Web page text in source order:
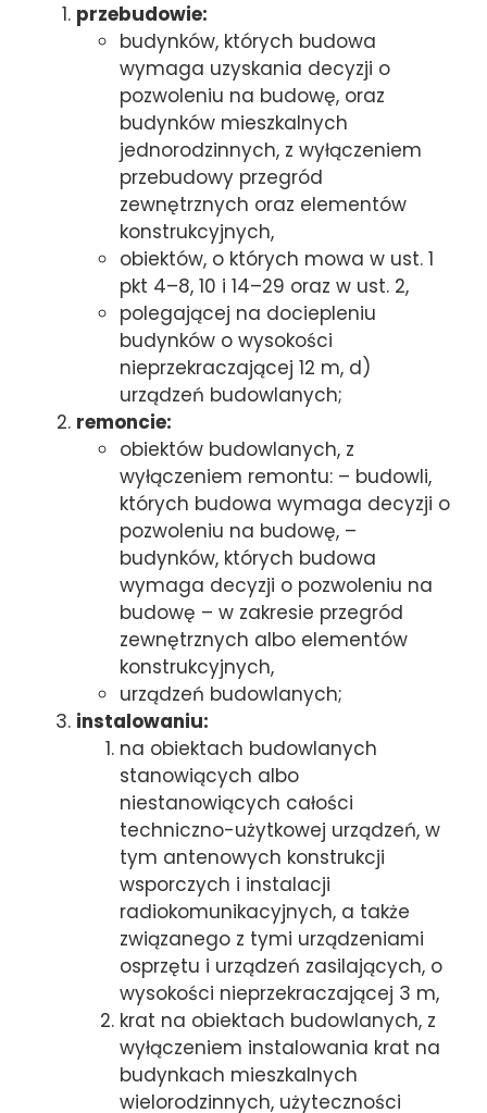
przebudowie:
budynków, których budowa
wymaga uzyskania decyzji o
pozwoleniu na budowę, oraz
budynków mieszkalnych
jednorodzinnych, z wyłączeniem
przebudowy przegród
zewnętrznych oraz elementów
konstrukcyjnych,
obiektów, o których mowa w ust. 1
pkt 4–8, 10 i 14–29 oraz w ust. 2,
polegającej na dociepleniu
budynków o wysokości
nieprzekraczającej 12 m, d)
urządzeń budowlanych;
remoncie:
obiektów budowlanych, z
wyłączeniem remontu: – budowli,
których budowa wymaga decyzji o
pozwoleniu na budowę, –
budynków, których budowa
wymaga decyzji o pozwoleniu na
budowę – w zakresie przegród
zewnętrznych albo elementów
konstrukcyjnych,
urządzeń budowlanych;
instalowaniu:
na obiektach budowlanych
stanowiących albo
niestanowiących całości
techniczno-użytkowej urządzeń, w
tym antenowych konstrukcji
wsporczych i instalacji
radiokomunikacyjnych, a także
związanego z tymi urządzeniami
osprzętu i urządzeń zasilających, o
wysokości nieprzekraczającej 3 m,
krat na obiektach budowlanych, z
wyłączeniem instalowania krat na
budynkach mieszkalnych
wielorodzinnych, użyteczności